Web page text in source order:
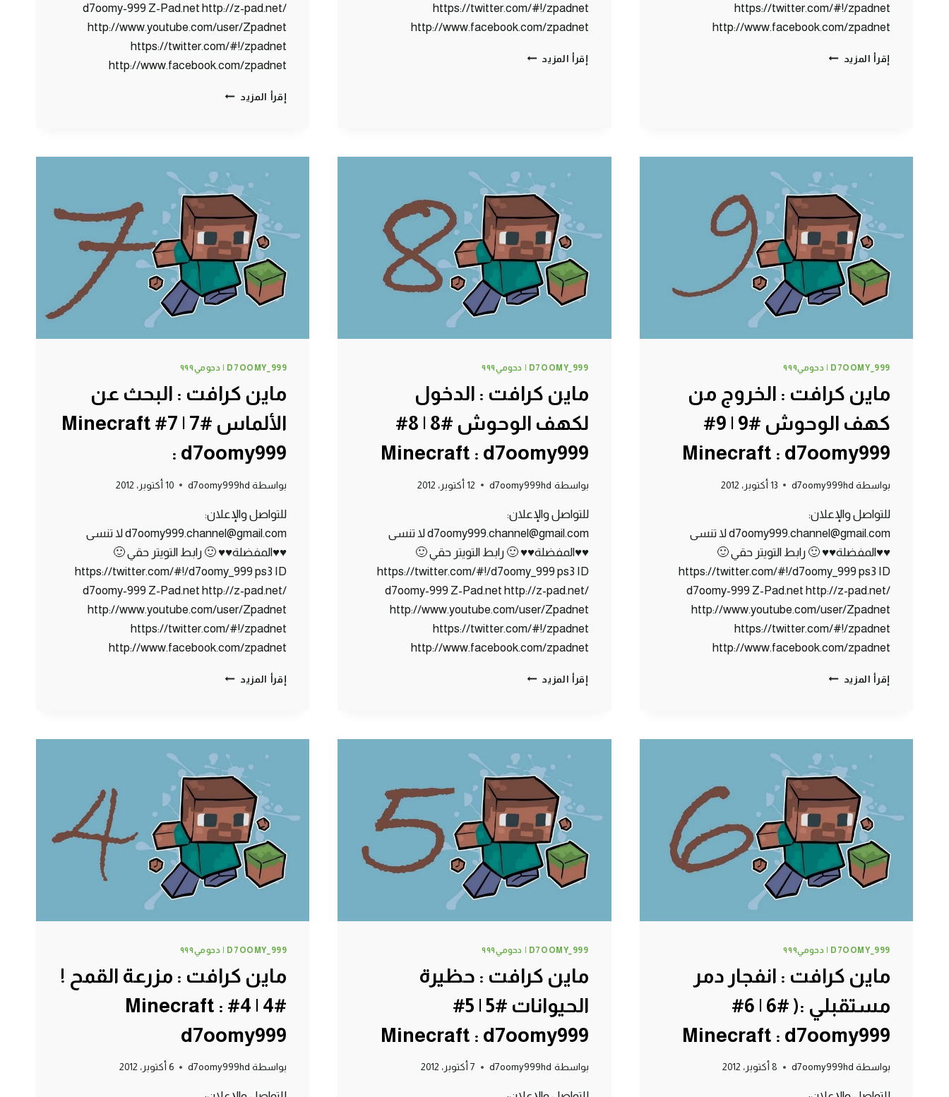
https://twitter.com/#!/zpadnet
http://www.facebook.com/zpadnet
إقرأ المزيد ماين
12#
MINECRAFT
:
D7OOMY999
https://twitter.com/#!/zpadnet
http://www.facebook.com/zpadnet
إقرأ المزيد ماين
|
11#
MINECRAFT
:
D7OOMY999
d7oomy-999 Z-Pad.net http://z-pad.net/
http://www.youtube.com/user/Zpadnet
https://twitter.com/#!/zpadnet
http://www.facebook.com/zpadnet
إقرأ المزيد ماين
#10
|
MINECRAFT
:
D7OOMY999
D7OOMY_999 | دحومي٩٩٩
ماين كرافت : الخروج من
كهف الوحوش #9 | 9#
Minecraft : d7oomy999
بواسطة d7oomy999hd 13 أكتوبر، 2012
للتواصل والإعلان:
d7oomy999.channel@gmail.com لا تنسى
♥♥المفضلة♥♥ 🙂 رابط التويتر حقي 🙂
https://twitter.com/#!/d7oomy_999 ps3 ID
d7oomy-999 Z-Pad.net http://z-pad.net/
http://www.youtube.com/user/Zpadnet
https://twitter.com/#!/zpadnet
http://www.facebook.com/zpadnet
إقرأ المزيد ماين
الوحوش
#9
9#
MINECRAFT
:
D7OOMY999
D7OOMY_999 | دحومي٩٩٩
ماين كرافت : الدخول
لكهف الوحوش #8 | 8#
Minecraft : d7oomy999
بواسطة d7oomy999hd 12 أكتوبر، 2012
للتواصل والإعلان:
d7oomy999.channel@gmail.com لا تنسى
♥♥المفضلة♥♥ 🙂 رابط التويتر حقي 🙂
https://twitter.com/#!/d7oomy_999 ps3 ID
d7oomy-999 Z-Pad.net http://z-pad.net/
http://www.youtube.com/user/Zpadnet
https://twitter.com/#!/zpadnet
http://www.facebook.com/zpadnet
إقرأ المزيد ماين
#8
|
MINECRAFT
:
D7OOMY999
D7OOMY_999 | دحومي٩٩٩
ماين كرافت : البحث عن
الألماس #7 | 7# Minecraft
: d7oomy999
بواسطة d7oomy999hd 10 أكتوبر، 2012
للتواصل والإعلان:
d7oomy999.channel@gmail.com لا تنسى
♥♥المفضلة♥♥ 🙂 رابط التويتر حقي 🙂
https://twitter.com/#!/d7oomy_999 ps3 ID
d7oomy-999 Z-Pad.net http://z-pad.net/
http://www.youtube.com/user/Zpadnet
https://twitter.com/#!/zpadnet
http://www.facebook.com/zpadnet
إقرأ المزيد ماين
#7
|
MINECRAFT
:
D7OOMY999
D7OOMY_999 | دحومي٩٩٩
ماين كرافت : انفجار دمر
مستقبلي :( #6 | 6#
Minecraft : d7oomy999
بواسطة d7oomy999hd 8 أكتوبر، 2012
D7OOMY_999 | دحومي٩٩٩
ماين كرافت : حظيرة
الحيوانات #5 | 5#
Minecraft : d7oomy999
بواسطة d7oomy999hd 7 أكتوبر، 2012
D7OOMY_999 | دحومي٩٩٩
ماين كرافت : مزرعة القمح !
#4 | 4# Minecraft :
d7oomy999
بواسطة d7oomy999hd 6 أكتوبر، 2012